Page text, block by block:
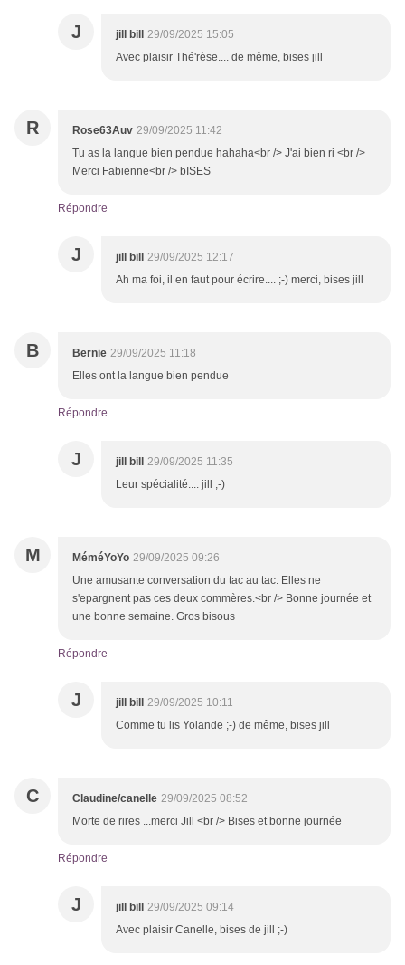
J jill bill
29/09/2025 15:05
Avec plaisir Thé'rèse.... de même, bises jill
R Rose63Auv 29/09/2025 11:42
Tu as la langue bien pendue hahaha<br /> J'ai bien ri <br />
Merci Fabienne<br /> bISES
Répondre
J jill bill
29/09/2025 12:17
Ah ma foi, il en faut pour écrire.... ;-) merci, bises jill
B Bernie 29/09/2025 11:18
Elles ont la langue bien pendue
Répondre
J jill bill
29/09/2025 11:35
Leur spécialité.... jill ;-)
M MéméYoYo 29/09/2025 09:26
Une amusante conversation du tac au tac. Elles ne
s'epargnent pas ces deux commères.<br /> Bonne journée et
une bonne semaine. Gros bisous
Répondre
J jill bill
29/09/2025 10:11
Comme tu lis Yolande ;-) de même, bises jill
C Claudine/canelle 29/09/2025 08:52
Morte de rires ...merci Jill <br /> Bises et bonne journée
Répondre
J jill bill
29/09/2025 09:14
Avec plaisir Canelle, bises de jill ;-)